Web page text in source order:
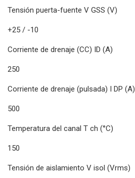
Tensión puerta-fuente V GSS (V)
+25 / -10
Corriente de drenaje (CC) ID (A)
250
Corriente de drenaje (pulsada) I DP (A)
500
Temperatura del canal T ch (°C)
150
Tensión de aislamiento V isol (Vrms)